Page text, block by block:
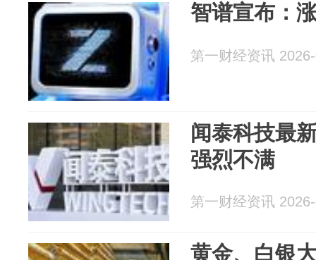
智谱宣布：
第一财经资讯
闻泰科技最
强烈不满
第一财经资讯
黄金、白银